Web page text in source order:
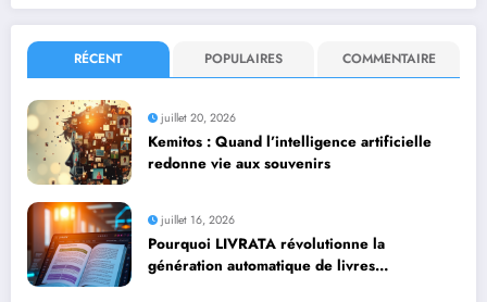
RÉCENT POPULAIRES COMMENTAIRE
juillet 20, 2026
Kemitos : Quand l’intelligence artificielle
redonne vie aux souvenirs
juillet 16, 2026
Pourquoi LIVRATA révolutionne la
génération automatique de livres